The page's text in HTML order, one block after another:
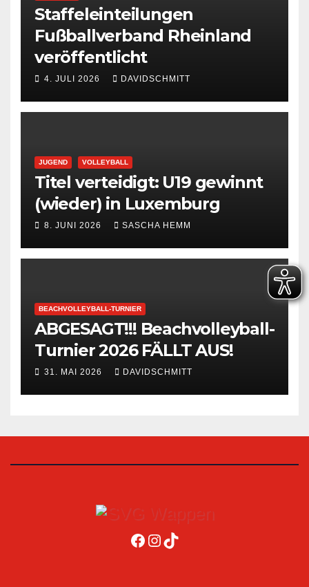
Staffeleinteilungen
Fußballverband Rheinland
veröffentlicht
4. JULI 2026 DAVIDSCHMITT
JUGEND VOLLEYBALL
Titel verteidigt: U19 gewinnt
(wieder) in Luxemburg
8. JUNI 2026 SASCHA HEMM
BEACHVOLLEYBALL-TURNIER
ABGESAGT!!! Beachvolleyball-
Turnier 2026 FÄLLT AUS!
31. MAI 2026 DAVIDSCHMITT
Facebook
Instagram
TikTok